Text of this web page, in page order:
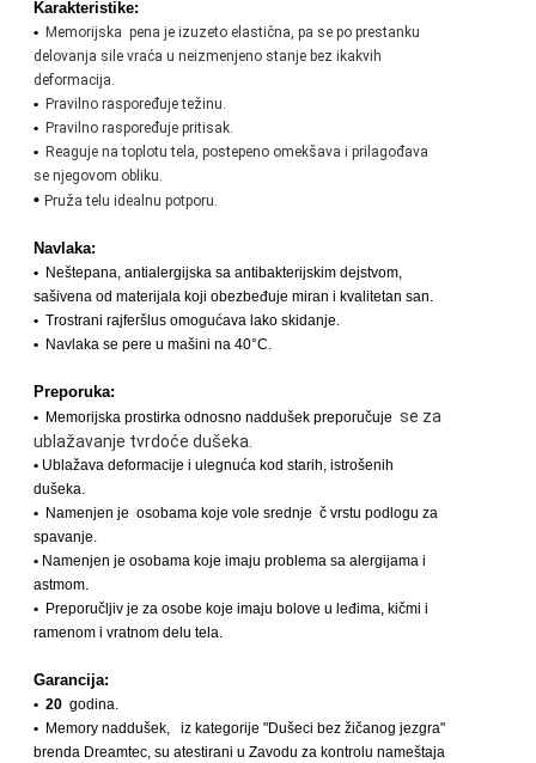
Karakteristike:
• Memorijska pena je izuzeto elastična, pa se po prestanku
delovanja sile vraća u neizmenjeno stanje bez ikakvih
deformacija.
• Pravilno raspoređuje težinu.
• Pravilno raspoređuje pritisak.
• Reaguje na toplotu tela, postepeno omekšava i prilagođava
se njegovom obliku.
• Pruža telu idealnu potporu.
Navlaka:
• Neštepana, antialergijska sa antibakterijskim dejstvom,
sašivena od materijala koji obezbeđuje miran i kvalitetan san.
• Trostrani rajferšlus omogućava lako skidanje.
• Navlaka se pere u mašini na 40°C.
Preporuka:
• Memorijska prostirka odnosno naddušek preporučuje se za
ublažavanje tvrdoće dušeka.
• Ublažava deformacije i ulegnuća kod starih, istrošenih
dušeka.
• Namenjen je osobama koje vole srednje č vrstu podlogu za
spavanje.
• Namenjen je osobama koje imaju problema sa alergijama i
astmom.
• Preporučljiv je za osobe koje imaju bolove u leđima, kičmi i
ramenom i vratnom delu tela.
Garancija:
• 20 godina.
• Memory naddušek,
iz kategorije "Dušeci bez žičanog jezgra"
brenda Dreamtec, su atestirani u Zavodu za kontrolu nameštaja